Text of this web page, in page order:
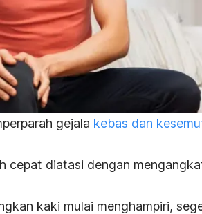
gejala kebas dan
cepat diatasi dengan
kaki mulai menghampiri,